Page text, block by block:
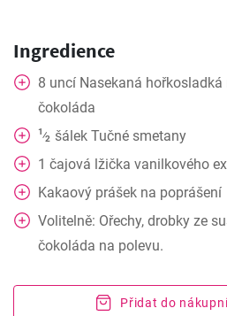
Ingredience
8 uncí Nasekaná
čokoláda
1⁄2 šálek Tučné smetany
1 čajová lžička vanilkového
Kakaový prášek na poprášení
Volitelně: Ořechy, drobky ze
čokoláda na polevu.
Přidat do